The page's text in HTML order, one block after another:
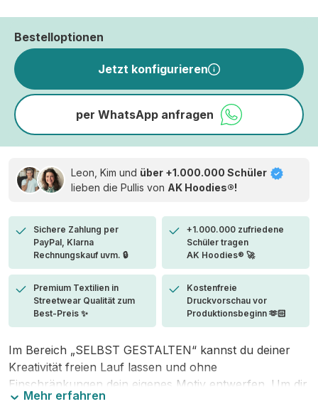
Bestelloptionen
Jetzt konfigurieren
per WhatsApp anfragen
Leon, Kim und über +1.000.000 Schüler
lieben die Pullis von AK Hoodies®!
Sichere Zahlung per
PayPal, Klarna
Rechnungskauf uvm. 🔒
+1.000.000 zufriedene
Schüler tragen
AK Hoodies® 🚀
Premium Textilien in
Streetwear Qualität zum
Best-Preis ✨
Kostenfreie
Druckvorschau vor
Produktionsbeginn 🫶🏻
Im Bereich „SELBST GESTALTEN“ kannst du deiner
Kreativität freien Lauf lassen und ohne
Einschränkungen dein eigenes Motiv entwerfen. Um dir
Mehr erfahren